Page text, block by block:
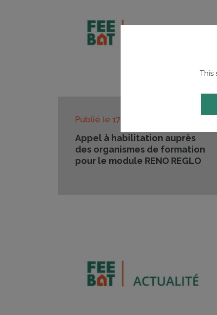
Publié le 17/12/2024
Appel à habilitation auprès
des organismes de formation
pour le module RENO REGLO
This